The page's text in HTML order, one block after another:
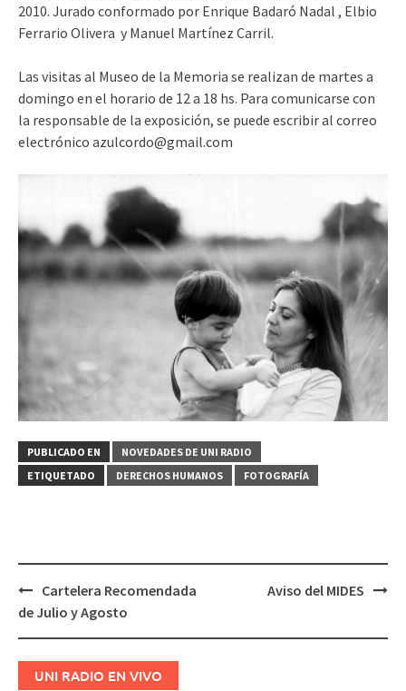
2010. Jurado conformado por Enrique Badaró Nadal , Elbio
Ferrario Olivera y Manuel Martínez Carril.
Las visitas al Museo de la Memoria se realizan de martes a
domingo en el horario de 12 a 18 hs. Para comunicarse con
la responsable de la exposición, se puede escribir al correo
electrónico azulcordo@gmail.com
PUBLICADO EN
NOVEDADES DE UNI RADIO
ETIQUETADO
DERECHOS HUMANOS FOTOGRAFÍA
Navegación
Cartelera Recomendada
de Julio y Agosto
Aviso del MIDES
UNI RADIO EN VIVO